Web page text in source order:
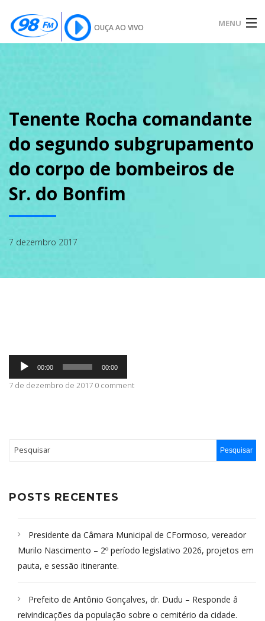
OUÇA AO VIVO MENU
SOBRE
PODCAST
GALERIA
Tenente Rocha comandante
do segundo subgrupamento
do corpo de bombeiros de
Sr. do Bonfim
7 dezembro 2017
Tocador
áudio
00:00 00:00
7 de dezembro de 2017 0 comment
POSTS RECENTES
Presidente da Câmara Municipal de CFormoso, vereador
Murilo Nascimento – 2º período legislativo 2026, projetos em
pauta, e sessão itinerante.
Prefeito de Antônio Gonçalves, dr. Dudu – Responde â
reivindicações da população sobre o cemitério da cidade.